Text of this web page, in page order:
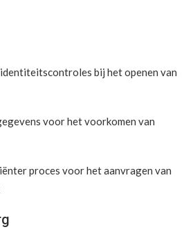
bij het openen van
voor het voorkomen van
proces voor het aanvragen van